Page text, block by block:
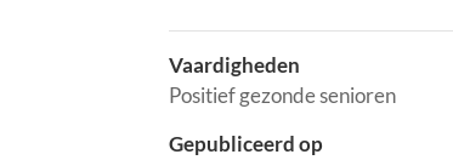
Vaardigheden
Positief gezonde senioren
Gepubliceerd op